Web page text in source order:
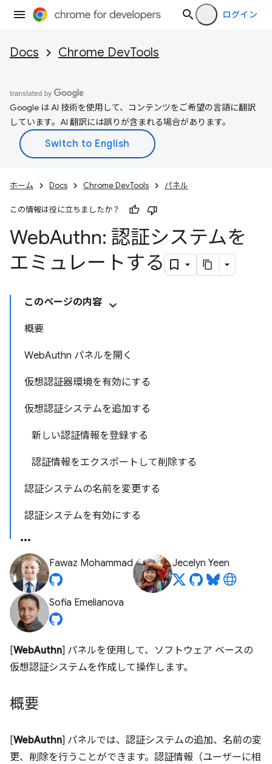
ログイン
Docs Chrome DevTools
Google は AI 技術を使用して、コンテンツをご希望の言語に翻訳
しています。AI 翻訳には誤りが含まれる場合があります。
ホーム Docs Chrome DevTools パネル
この情報は役に立ちましたか？
WebAuthn: 認証システムを
エミュレートする
このページの内容
概要
WebAuthn パネルを開く
仮想認証器環境を有効にする
仮想認証システムを追加する
新しい認証情報を登録する
認証情報をエクスポートして削除する
認証システムの名前を変更する
認証システムを有効にする
Fawaz Mohammad Jecelyn Yeen
Sofia Emelianova
[WebAuthn] パネルを使用して、ソフトウェア ベースの
仮想認証システムを作成して操作します。
概要
[WebAuthn] パネルでは、認証システムの追加、名前の変
更、削除を行うことができます。認証情報（ユーザーに相